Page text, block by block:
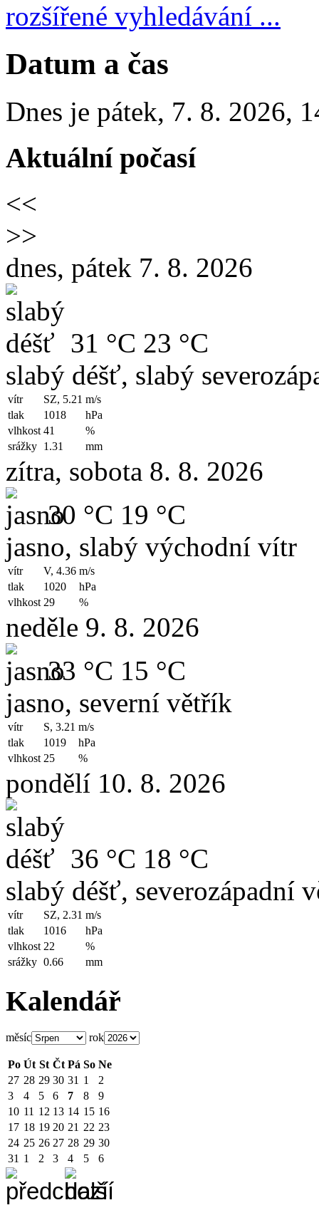
rozšířené vyhledávání ...
Datum a čas
Dnes je pátek, 7. 8. 2026,
Aktuální počasí
<<
>>
dnes, pátek 7. 8. 2026
31 °C 23 °C
slabý déšť, slabý
vítr SZ, 5.21 m/s
tlak
1018
hPa
vlhkost 41
%
srážky 1.31 mm
zítra, sobota 8. 8. 2026
30 °C 19 °C
jasno, slabý východní vítr
vítr V, 4.36 m/s
tlak
1020
hPa
vlhkost 29 %
neděle 9. 8. 2026
33 °C 15 °C
jasno, severní větřík
vítr S, 3.21 m/s
tlak
1019
hPa
vlhkost 25 %
pondělí 10. 8. 2026
36 °C 18 °C
slabý déšť, severozápadní
vítr SZ, 2.31 m/s
tlak
1016
hPa
vlhkost 22
%
srážky 0.66 mm
Kalendář
měsíc rok
Po Út St Čt Pá So Ne
27 28 29 30 31 1
2
3
4 5 6 7 8
9
10 11 12 13 14 15 16
17 18 19 20 21 22 23
24 25 26 27 28 29 30
31 1 2 3 4 5 6